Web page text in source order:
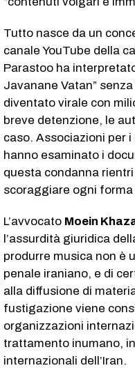
Tutto nasce da un
canale YouTube della
Parastoo ha
Javanane Vatan”
diventato virale con
breve detenzione, le
caso. Associazioni per
hanno esaminato i
questa condanna
scoraggiare ogni
L’avvocato Moein
l’assurdità giuridica
produrre musica non è
penale iraniano, e di
alla diffusione di
fustigazione viene
organizzazioni
trattamento inumano,
internazionali dell’Iran.